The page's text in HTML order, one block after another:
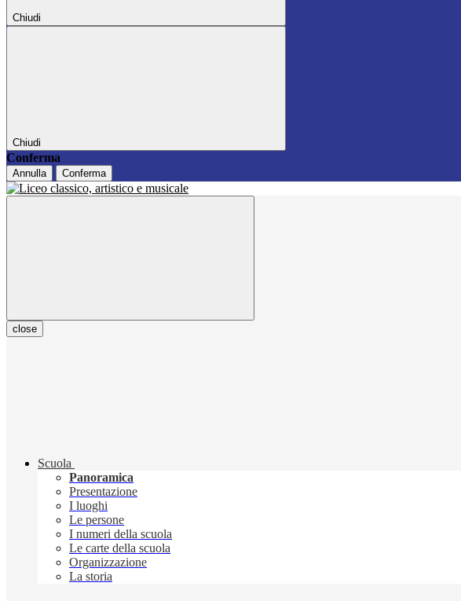
Chiudi
Chiudi
Conferma
Annulla Conferma
close
Scuola
Panoramica
Presentazione
I luoghi
Le persone
I numeri della scuola
Le carte della scuola
Organizzazione
La storia